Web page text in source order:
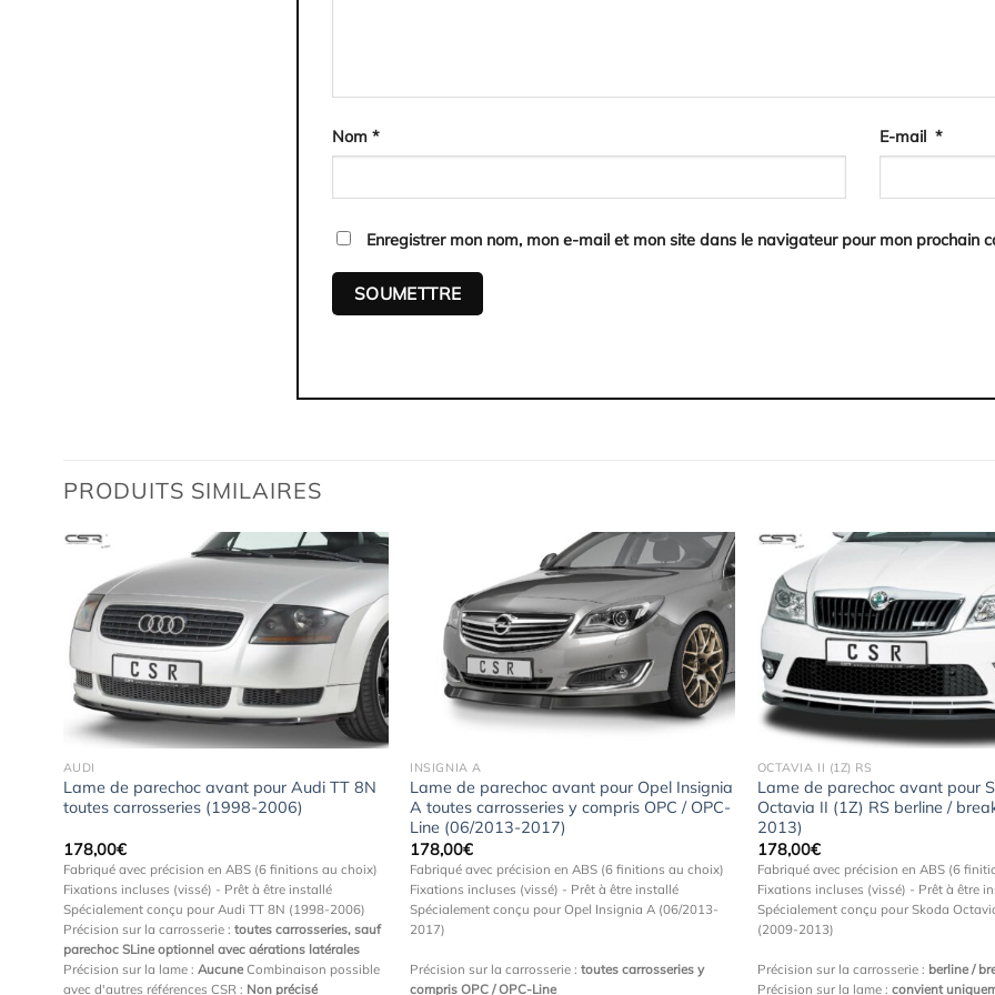
Nom * E-mail *
Enregistrer mon nom, mon e-mail et mon site dans le navigateur pour mon prochain
PRODUITS SIMILAIRES
Ajouter
à la
wishlist
AUDI
Lame de parechoc avant pour Audi TT 8N
toutes carrosseries (1998-2006)
178,00€
Fabriqué avec précision en ABS (6 finitions au choix)
Fixations incluses (vissé) - Prêt à être installé
Spécialement conçu pour Audi TT 8N (1998-2006)
Précision sur la carrosserie : toutes carrosseries, sauf
parechoc SLine optionnel avec aérations latérales
Précision sur la lame : AucuneCombinaison possible
avec d'autres références CSR : Non précisé
Ajouter
à la
wishlist
INSIGNIA A
Lame de parechoc avant pour Opel Insignia
A toutes carrosseries y compris OPC / OPC-
Line (06/2013-2017)
178,00€
Fabriqué avec précision en ABS (6 finitions au choix)
Fixations incluses (vissé) - Prêt à être installé
Spécialement conçu pour Opel Insignia A (06/2013-
2017)
Précision sur la carrosserie :toutes carrosseries y
compris OPC / OPC-Line
OCTAVIA II (1Z) RS
Lame de parechoc avant pour
Octavia II (1Z) RS berline /
2013)
178,00€
Fabriqué avec précision en ABS (6
Fixations incluses (vissé) - Prêt à être
Spécialement conçu pour Skoda
(2009-2013)
Précision sur la carrosserie : berline /
Précision sur la lame : convient